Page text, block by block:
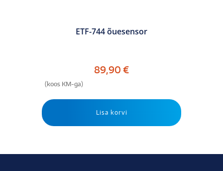
ETF-744 õuesensor
89,90 €
(koos KM-ga)
Lisa korvi